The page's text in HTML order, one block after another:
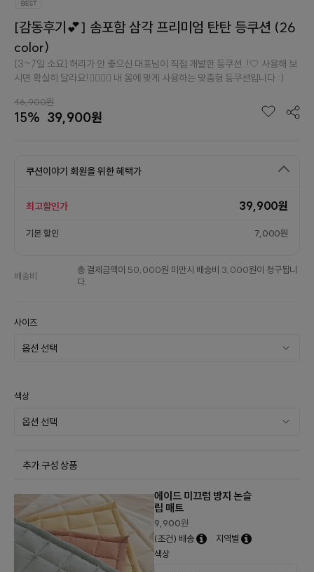
[감동후기💕] 솜포함 삼각 프리미엄 탄탄 등쿠션 (26
color)
[3~7일 소요] 허리가 안 좋으신 대표님이 직접 개발한 등쿠션..!🤍 사용해 보
시면 확실히 달라요!👉🏻👈🏻 내 몸에 맞게 사용하는 맞춤형 등쿠션입니다 :)
46,900원
15% 39,900원
쿠션이야기 회원을 위한 혜택가
최고할인가 39,900원
기본 할인 7,000원
배송비
총 결제금액이 50,000원 미만시 배송비 3,000원이 청구됩니
다.
사이즈
색상
추가 구성 상품
에이드 미끄럼 방지 논슬
립 매트
9,900원
(조건) 배송
지역별
색상